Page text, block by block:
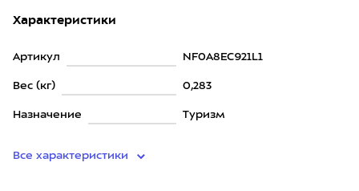
Характеристики
Артикул NF0A8EC921L1
Вес (кг) 0,283
Назначение Туризм
Все характеристики